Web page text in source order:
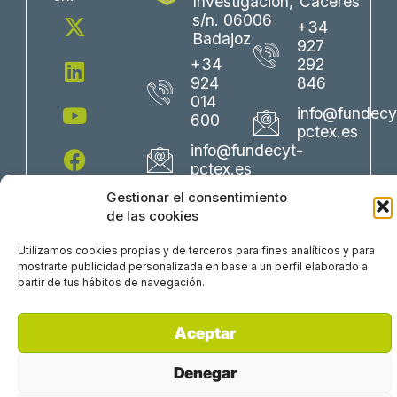
Gestionar el consentimiento
de las cookies
Utilizamos cookies propias y de terceros para fines analíticos y para
mostrarte publicidad personalizada en base a un perfil elaborado a
partir de tus hábitos de navegación.
Aceptar
Denegar
X
-
t
w
i
t
t
e
L
i
n
k
e
d
i
n
Y
o
u
t
u
b
e
F
a
c
e
b
o
o
k
I
n
s
t
a
g
r
a
s/n. 06006
Badajoz
+34
924
014
600
info@fundecyt-
pctex.es
+34
927
292
846
pctex.es
Perfil del Contratante
Política Corporativa
Trabaja con nosotros
Aviso Legal
Política de Privacidad